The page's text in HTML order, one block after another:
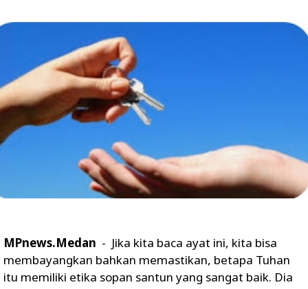
MPnews.Medan - Jika kita baca ayat ini, kita bisa
membayangkan bahkan memastikan, betapa Tuhan
itu memiliki etika sopan santun yang sangat baik. Dia